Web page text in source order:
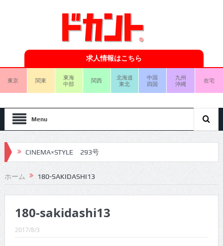
求人情報はこちら
東京 関東
東海
中部
関西
北海道
東北
中国
四国
九州
沖縄
在宅
Menu
CINEMA×STYLE 293号
CINEMA×STYLE 292号
CINEMA×STYLE 291号
CINEMA×STYLE 290号
CINEMA×STYLE 289号
ホーム 180-SAKIDASHI13
180-sakidashi13
2017/8/3